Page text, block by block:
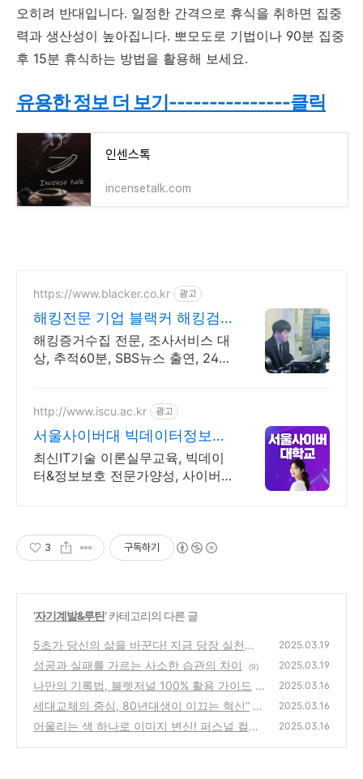
오히려 반대입니다. 일정한 간격으로 휴식을 취하면 집중
력과 생산성이 높아집니다. 뽀모도로 기법이나 90분 집중
후 15분 휴식하는 방법을 활용해 보세요.
유용한 정보 더 보기---------------클릭
인센스톡
incensetalk.com
https://www.blacker.co.kr 광고
해킹전문 기업 블랙커 해킹검
사 스파이앱 탐지 전문
해킹증거수집 전문, 조사서비스 대
상, 추적60분, SBS뉴스 출연, 24시
http://www.iscu.ac.kr 광고
서울사이버대 빅데이터정보보
호 2026 가을학기 신편입생
최신IT기술 이론실무교육, 빅데이
터&정보보호 전문가양성, 사이버
3 구독하기
'자기계발&루틴' 카테고리의 다른 글
5초가 당신의 삶을 바꾼다! 지금 당장 실천해
보세요
(7)
2025.03.19
성공과 실패를 가르는 사소한 습관의 차이 (9) 2025.03.19
나만의 기록법, 블렛저널 100% 활용 가이드
(6)
2025.03.16
세대교체의 중심, 80년대생이 이끄는 혁신”
(8)
2025.03.16
어울리는 색 하나로 이미지 변신! 퍼스널 컬러
2025.03.16